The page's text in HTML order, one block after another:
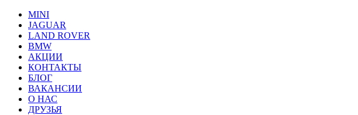
MINI
JAGUAR
LAND ROVER
BMW
АКЦИИ
КОНТАКТЫ
БЛОГ
ВАКАНСИИ
О НАС
ДРУЗЬЯ